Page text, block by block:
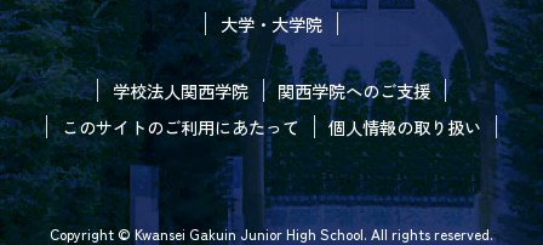
大学・大学院
学校法人関西学院
関西学院へのご支援
このサイトのご利用にあたって
個人情報の取り扱い
Copyright © Kwansei Gakuin Junior High School. All rights reserved.